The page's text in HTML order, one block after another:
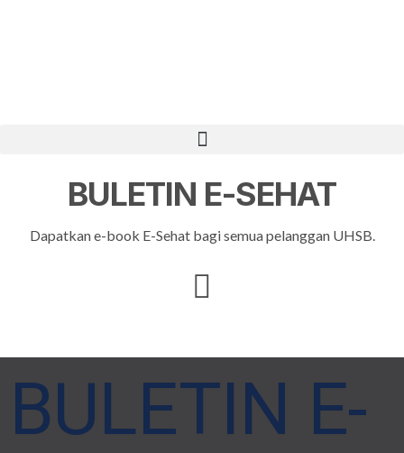
BULETIN E-SEHAT
Dapatkan e-book E-Sehat bagi semua pelanggan UHSB.
BULETIN E-